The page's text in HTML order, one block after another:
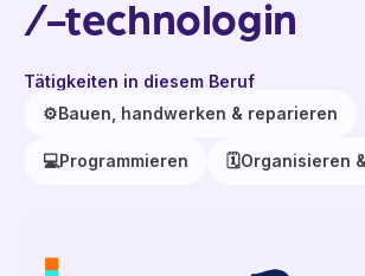
/-technologin
Tätigkeiten in diesem Beruf
⚙️Bauen, handwerken & reparieren
💻Programmieren 🗓️Organisieren